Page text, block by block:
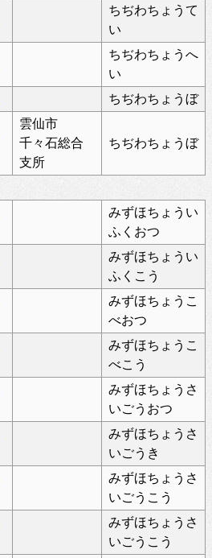
ちぢわちょうて
い
ちぢわちょうへ
い
ちぢわちょうぼ
雲仙市
千々石総合
支所
ちぢわちょうぼ
みずほちょうい
ふくおつ
みずほちょうい
ふくこう
みずほちょうこ
べおつ
みずほちょうこ
べこう
みずほちょうさ
いごうおつ
みずほちょうさ
いごうき
みずほちょうさ
いごうこう
みずほちょうさ
いごうこう